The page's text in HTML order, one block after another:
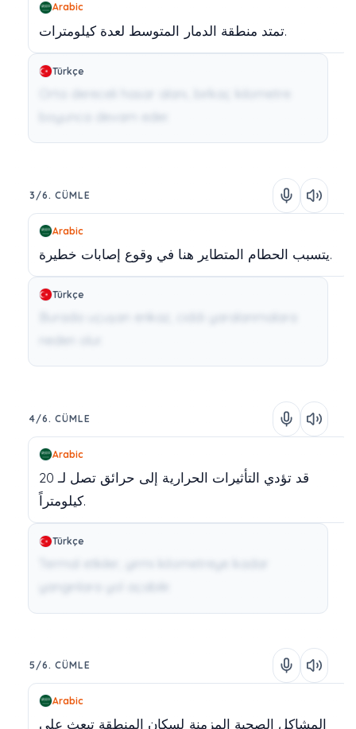
Arabic
تمتد منطقة الدمار المتوسط لعدة كيلومترات.
Türkçe
3/6. CÜMLE
Arabic
يتسبب الحطام المتطاير هنا في وقوع إصابات خطيرة.
Türkçe
4/6. CÜMLE
Arabic
قد تؤدي التأثيرات الحرارية إلى حرائق تصل لـ 20
كيلومتراً.
Türkçe
5/6. CÜMLE
Arabic
المشاكل الصحية المزمنة لسكان المنطقة تبعث على